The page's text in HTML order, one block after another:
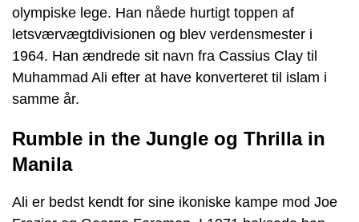
olympiske lege. Han nåede hurtigt toppen af
letsværvægtdivisionen og blev verdensmester i
1964. Han ændrede sit navn fra Cassius Clay til
Muhammad Ali efter at have konverteret til islam i
samme år.
Rumble in the Jungle og Thrilla in
Manila
Ali er bedst kendt for sine ikoniske kampe mod Joe